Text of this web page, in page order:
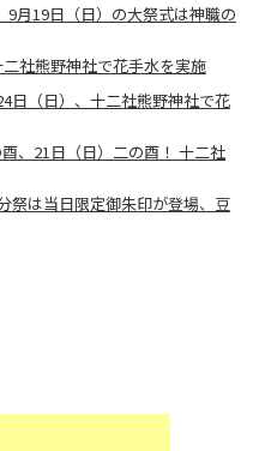
9月19日（日）の大祭式は神職の
二社熊野神社で花手水を実施
日（日）、十二社熊野神社で花
、21日（日）二の酉！ 十二社
祭は当日限定御朱印が登場、豆